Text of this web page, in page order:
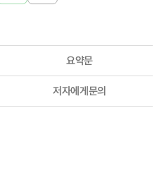
요약문
저자에게문의